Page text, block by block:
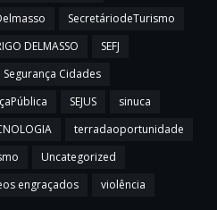
SecretáriodeTurismo
DELMASSO
SEFJ
Segurança Cidades
SEJUS
sinuca
terradaoportunidade
Uncategorized
engraçados
violência